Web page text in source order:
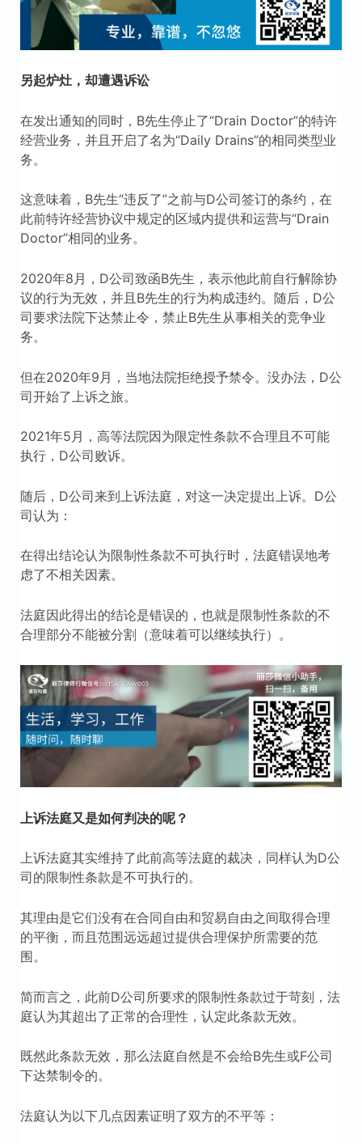
另起炉灶，却遭遇诉讼
在发出通知的同时，B先生停止了“Drain Doctor”的特许
经营业务，并且开启了名为“Daily Drains”的相同类型业
务。
这意味着，B先生“违反了”之前与D公司签订的条约，在
此前特许经营协议中规定的区域内提供和运营与“Drain
Doctor”相同的业务。
2020年8月，D公司致函B先生，表示他此前自行解除协
议的行为无效，并且B先生的行为构成违约。随后，D公
司要求法院下达禁止令，禁止B先生从事相关的竞争业
务。
但在2020年9月，当地法院拒绝授予禁令。没办法，D公
司开始了上诉之旅。
2021年5月，高等法院因为限定性条款不合理且不可能
执行，D公司败诉。
随后，D公司来到上诉法庭，对这一决定提出上诉。D公
司认为：
在得出结论认为限制性条款不可执行时，法庭错误地考
虑了不相关因素。
法庭因此得出的结论是错误的，也就是限制性条款的不
合理部分不能被分割（意味着可以继续执行）。
上诉法庭又是如何判决的呢？
上诉法庭其实维持了此前高等法庭的裁决，同样认为D公
司的限制性条款是不可执行的。
其理由是它们没有在合同自由和贸易自由之间取得合理
的平衡，而且范围远远超过提供合理保护所需要的范
围。
简而言之，此前D公司所要求的限制性条款过于苛刻，法
庭认为其超出了正常的合理性，认定此条款无效。
既然此条款无效，那么法庭自然是不会给B先生或F公司
下达禁制令的。
法庭认为以下几点因素证明了双方的不平等：